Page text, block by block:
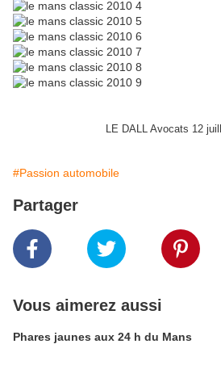
LE DALL Avocats 12
#Passion automobile
Partager
Vous aimerez aussi
Phares jaunes aux 24 h du Mans